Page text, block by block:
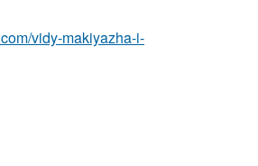
vidy-makiyazha-i-